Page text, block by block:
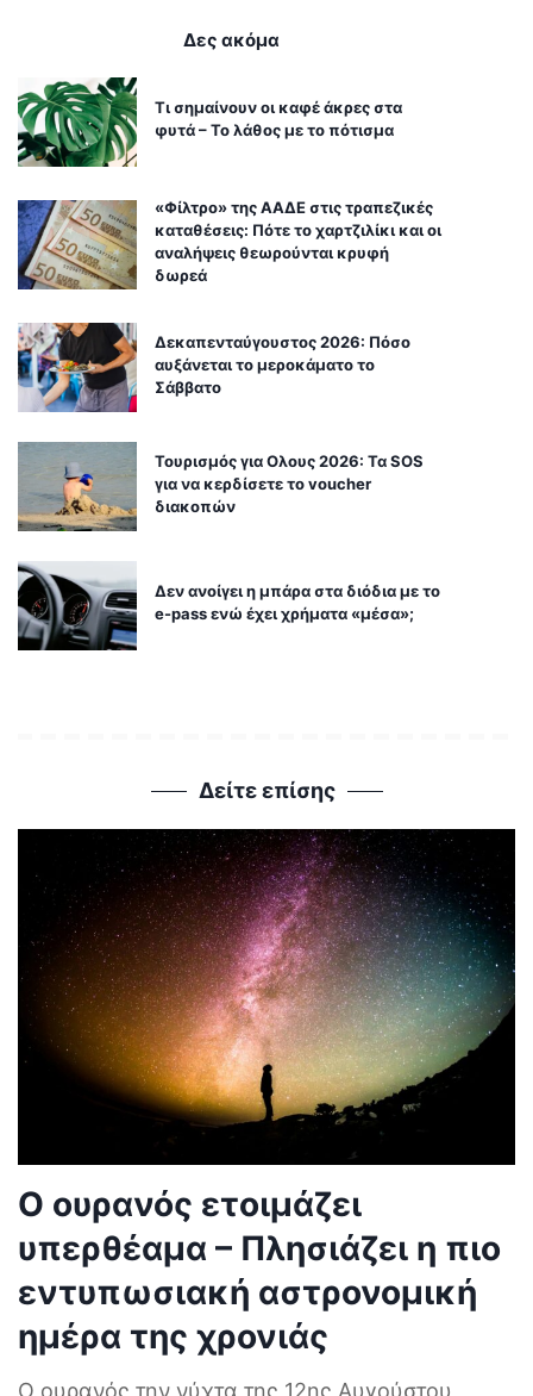
Δες ακόμα
Τι σημαίνουν οι καφέ άκρες στα
φυτά – Το λάθος με το πότισμα
«Φίλτρο» της ΑΑΔΕ στις τραπεζικές
καταθέσεις: Πότε το χαρτζιλίκι και οι
αναλήψεις θεωρούνται κρυφή
δωρεά
Δεκαπενταύγουστος 2026: Πόσο
αυξάνεται το μεροκάματο το
Σάββατο
Τουρισμός για Ολους 2026: Τα SOS
για να κερδίσετε το voucher
διακοπών
Δεν ανοίγει η μπάρα στα διόδια με το
e-pass ενώ έχει χρήματα «μέσα»;
Δείτε επίσης
Ο ουρανός ετοιμάζει
υπερθέαμα – Πλησιάζει η πιο
εντυπωσιακή αστρονομική
ημέρα της χρονιάς